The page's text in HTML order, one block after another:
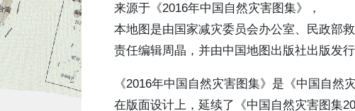
来源于《2016年中国自然灾害图集》，
本地图是由国家减灾委员会办公室、民政部
责任编辑周晶，并由中国地图出版社出版发行
《2016年中国自然灾害图集》是《中国自然
在版面设计上，延续了《中国自然灾害图集